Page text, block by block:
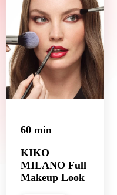
60 min
KIKO
MILANO Full
Makeup Look